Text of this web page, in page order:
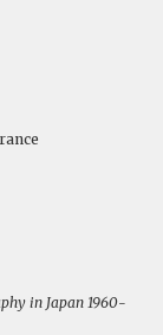
in Japan 1960-